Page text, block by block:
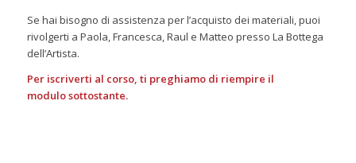
Se hai bisogno di assistenza per l’acquisto dei materiali, puoi
rivolgerti a Paola, Francesca, Raul e Matteo presso La Bottega
dell’Artista.
Per iscriverti al corso, ti preghiamo di riempire il
modulo sottostante.